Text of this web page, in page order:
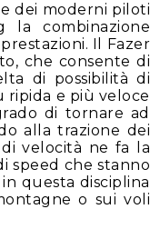
dei moderni piloti
combinazione
Il Fazer
che consente di
di possibilità di
ripida e più veloce
di tornare ad
alla trazione dei
velocità ne fa la
speed che stanno
questa disciplina
o sui voli